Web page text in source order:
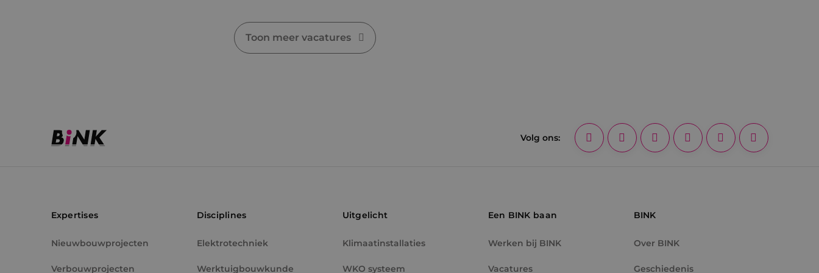
Toon meer vacatures
Volg ons:
Expertises
Nieuwbouwprojecten
Verbouwprojecten
Disciplines
Elektrotechniek
Werktuigbouwkunde
Uitgelicht
Klimaatinstallaties
WKO systeem
Een BINK baan
Werken bij BINK
Vacatures
BINK
Over BINK
Geschiedenis